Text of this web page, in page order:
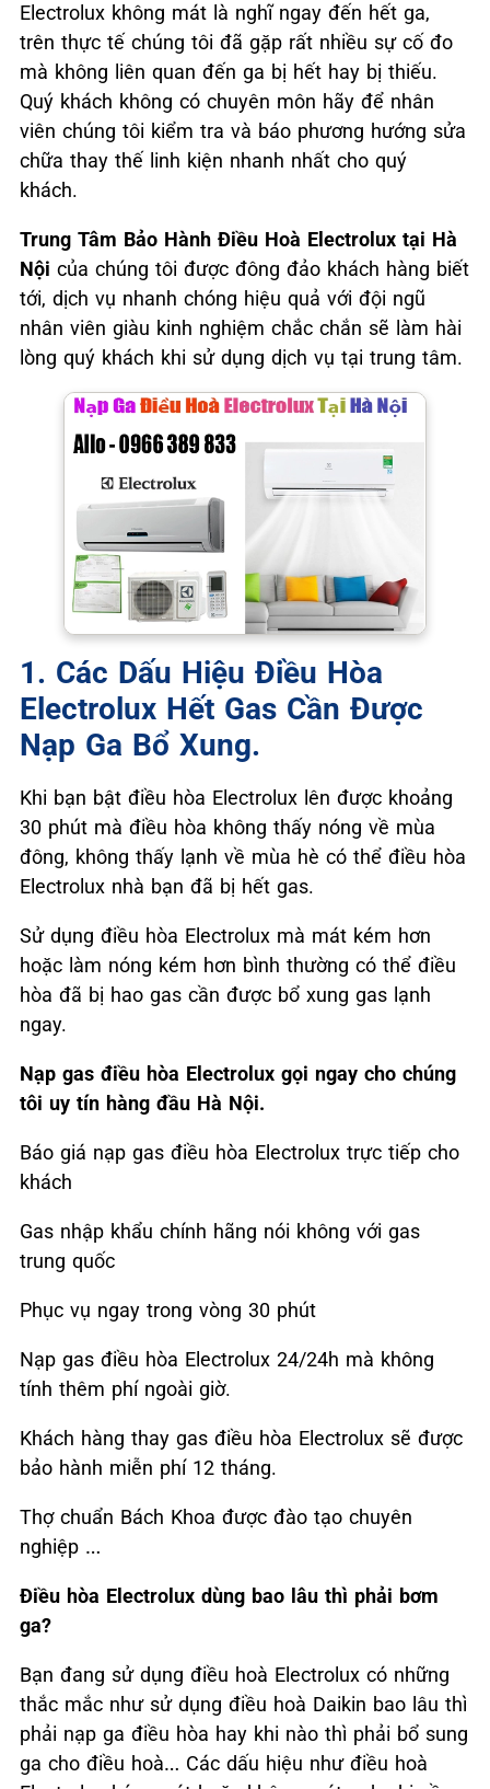
Electrolux không mát là nghĩ ngay đến hết ga,
trên thực tế chúng tôi đã gặp rất nhiều sự cố đo
mà không liên quan đến ga bị hết hay bị thiếu.
Quý khách không có chuyên môn hãy để nhân
viên chúng tôi kiểm tra và báo phương hướng sửa
chữa thay thế linh kiện nhanh nhất cho quý
khách.
Trung Tâm Bảo Hành Điều Hoà Electrolux tại Hà
Nội của chúng tôi được đông đảo khách hàng biết
tới, dịch vụ nhanh chóng hiệu quả với đội ngũ
nhân viên giàu kinh nghiệm chắc chắn sẽ làm hài
lòng quý khách khi sử dụng dịch vụ tại trung tâm.
1. Các Dấu Hiệu Điều Hòa
Electrolux Hết Gas Cần Được
Nạp Ga Bổ Xung.
Khi bạn bật điều hòa Electrolux lên được khoảng
30 phút mà điều hòa không thấy nóng về mùa
đông, không thấy lạnh về mùa hè có thể điều hòa
Electrolux nhà bạn đã bị hết gas.
Sử dụng điều hòa Electrolux mà mát kém hơn
hoặc làm nóng kém hơn bình thường có thể điều
hòa đã bị hao gas cần được bổ xung gas lạnh
ngay.
Nạp gas điều hòa Electrolux gọi ngay cho chúng
tôi uy tín hàng đầu Hà Nội.
Báo giá nạp gas điều hòa Electrolux trực tiếp cho
khách
Gas nhập khẩu chính hãng nói không với gas
trung quốc
Phục vụ ngay trong vòng 30 phút
Nạp gas điều hòa Electrolux 24/24h mà không
tính thêm phí ngoài giờ.
Khách hàng thay gas điều hòa Electrolux sẽ được
bảo hành miễn phí 12 tháng.
Thợ chuẩn Bách Khoa được đào tạo chuyên
nghiệp …
Điều hòa Electrolux dùng bao lâu thì phải bơm
ga?
Bạn đang sử dụng điều hoà Electrolux có những
thắc mắc như sử dụng điều hoà Daikin bao lâu thì
phải nạp ga điều hòa hay khi nào thì phải bổ sung
ga cho điều hoà… Các dấu hiệu như điều hoà